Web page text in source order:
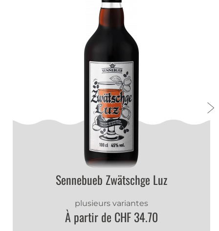
Sennebueb Zwätschge Luz
plusieurs variantes
À partir de CHF 34.70